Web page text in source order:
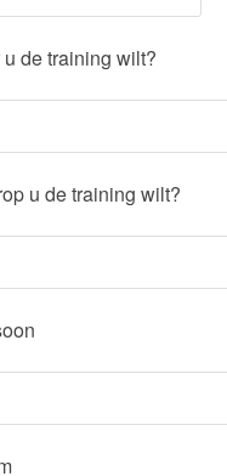
de training wilt?
u de training wilt?